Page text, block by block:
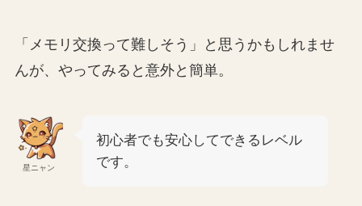
「メモリ交換って難しそう」と思うかもしれませ
んが、やってみると意外と簡単。
星ニャン
初心者でも安心してできるレベル
です。